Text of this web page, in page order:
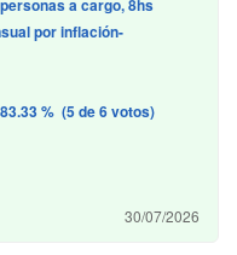
a cargo, 8hs
por inflación-
83.33 % (5 de 6 votos)
30/07/2026